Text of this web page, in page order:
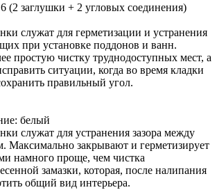
(2 заглушки + 2 угловых соединения)
служат для герметизации и устранения
при установке поддонов и ванн.
простую чистку труднодоступных мест, а
ситуации, когда во время кладки
правильный угол.
белый
служат для устранения зазора между
Максимально закрывают и герметизирует
намного проще, чем чистка
замазки, которая, после налипания
общий вид интерьера.